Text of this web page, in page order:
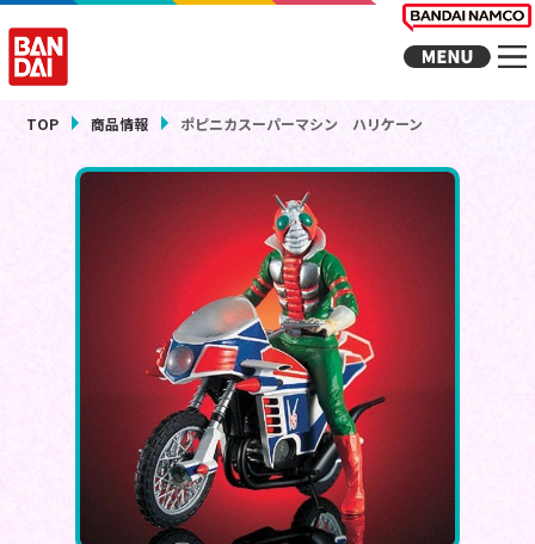
TOP 商品情報 ポピニカスーパーマシン ハリケーン